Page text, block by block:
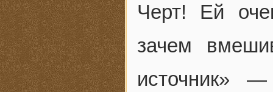
Черт! Ей
зачем
источник»